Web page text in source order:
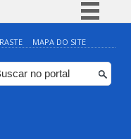
Simplifique!
Comunica BR
Participe
MAPA DO SITE